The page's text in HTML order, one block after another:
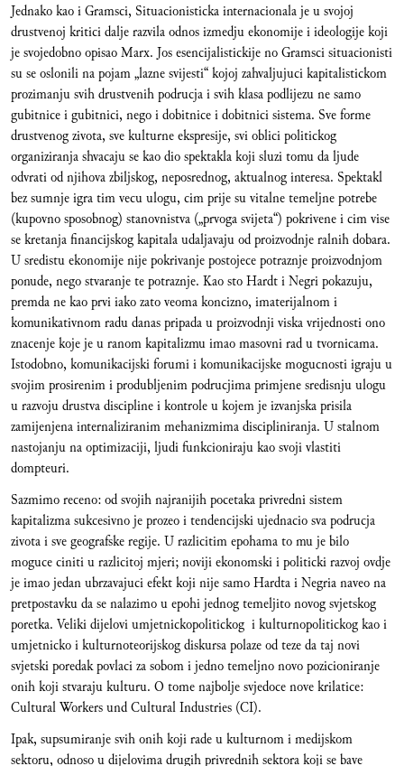
Jednako kao i Gramsci, Situacionisticka internacionala je u svojoj
drustvenoj kritici dalje razvila odnos izmedju ekonomije i ideologije koji
je svojedobno opisao Marx. Jos esencijalistickije no Gramsci situacionisti
su se oslonili na pojam „lazne svijesti“ kojoj zahvaljujuci kapitalistickom
prozimanju svih drustvenih podrucja i svih klasa podlijezu ne samo
gubitnice i gubitnici, nego i dobitnice i dobitnici sistema. Sve forme
drustvenog zivota, sve kulturne ekspresije, svi oblici politickog
organiziranja shvacaju se kao dio spektakla koji sluzi tomu da ljude
odvrati od njihova zbiljskog, neposrednog, aktualnog interesa. Spektakl
bez sumnje igra tim vecu ulogu, cim prije su vitalne temeljne potrebe
(kupovno sposobnog) stanovnistva („prvoga svijeta“) pokrivene i cim vise
se kretanja financijskog kapitala udaljavaju od proizvodnje ralnih dobara.
U sredistu ekonomije nije pokrivanje postojece potraznje proizvodnjom
ponude, nego stvaranje te potraznje. Kao sto Hardt i Negri pokazuju,
premda ne kao prvi iako zato veoma koncizno, imaterijalnom i
komunikativnom radu danas pripada u proizvodnji viska vrijednosti ono
znacenje koje je u ranom kapitalizmu imao masovni rad u tvornicama.
Istodobno, komunikacijski forumi i komunikacijske mogucnosti igraju u
svojim prosirenim i produbljenim podrucjima primjene sredisnju ulogu
u razvoju drustva discipline i kontrole u kojem je izvanjska prisila
zamijenjena internaliziranim mehanizmima discipliniranja. U stalnom
nastojanju na optimizaciji, ljudi funkcioniraju kao svoji vlastiti
dompteuri.
Sazmimo receno: od svojih najranijih pocetaka privredni sistem
kapitalizma sukcesivno je prozeo i tendencijski ujednacio sva podrucja
zivota i sve geografske regije. U razlicitim epohama to mu je bilo
moguce ciniti u razlicitoj mjeri; noviji ekonomski i politicki razvoj ovdje
je imao jedan ubrzavajuci efekt koji nije samo Hardta i Negria naveo na
pretpostavku da se nalazimo u epohi jednog temeljito novog svjetskog
poretka. Veliki dijelovi umjetnickopolitickog i kulturnopolitickog kao i
umjetnicko i kulturnoteorijskog diskursa polaze od teze da taj novi
svjetski poredak povlaci za sobom i jedno temeljno novo pozicioniranje
onih koji stvaraju kulturu. O tome najbolje svjedoce nove krilatice:
Cultural Workers und Cultural Industries (CI).
Ipak, supsumiranje svih onih koji rade u kulturnom i medijskom
sektoru, odnoso u dijelovima drugih privrednih sektora koji se bave